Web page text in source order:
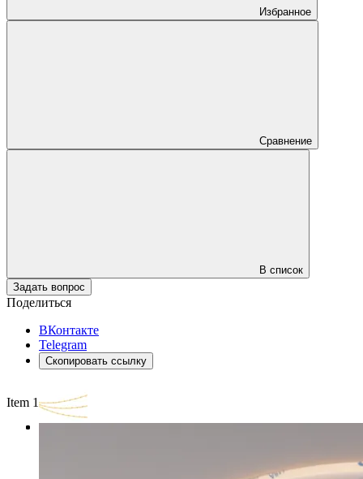
Избранное
Сравнение
В список
Задать вопрос
Поделиться
ВКонтакте
Telegram
Скопировать ссылку
Item 1 of 3